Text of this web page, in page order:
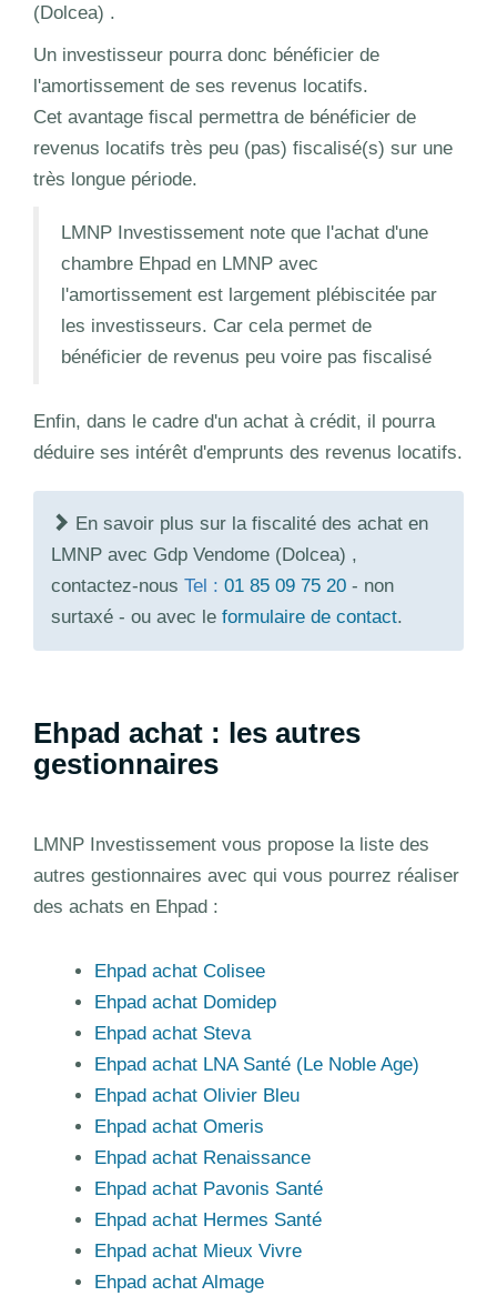
(Dolcea) .
Un investisseur pourra donc bénéficier de
l'amortissement de ses revenus locatifs.
Cet avantage fiscal permettra de bénéficier de
revenus locatifs très peu (pas) fiscalisé(s) sur une
très longue période.
LMNP Investissement note que l'achat d'une
chambre Ehpad en LMNP avec
l'amortissement est largement plébiscitée par
les investisseurs. Car cela permet de
bénéficier de revenus peu voire pas fiscalisé
Enfin, dans le cadre d'un achat à crédit, il pourra
déduire ses intérêt d'emprunts des revenus locatifs.
En savoir plus sur la fiscalité des achat en
LMNP avec Gdp Vendome (Dolcea) ,
contactez-nous Tel : 01 85 09 75 20 - non
surtaxé - ou avec le formulaire de contact.
Ehpad achat : les autres
gestionnaires
LMNP Investissement vous propose la liste des
autres gestionnaires avec qui vous pourrez réaliser
des achats en Ehpad :
Ehpad achat Colisee
Ehpad achat Domidep
Ehpad achat Steva
Ehpad achat LNA Santé (Le Noble Age)
Ehpad achat Olivier Bleu
Ehpad achat Omeris
Ehpad achat Renaissance
Ehpad achat Pavonis Santé
Ehpad achat Hermes Santé
Ehpad achat Mieux Vivre
Ehpad achat Almage